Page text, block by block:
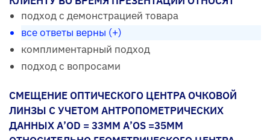
подход с демонстрацией товара
все ответы верны (+)
комплиментарный подход
подход с вопросами
СМЕЩЕНИЕ ОПТИЧЕСКОГО ЦЕНТРА ОЧКОВОЙ
ЛИНЗЫ С УЧЕТОМ АНТРОПОМЕТРИЧЕСКИХ
ДАННЫХ А’OD = 33ММ А’OS =35ММ